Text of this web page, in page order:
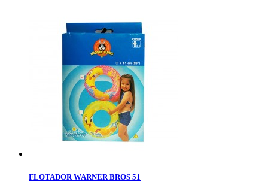
FLOTADOR WARNER BROS 51